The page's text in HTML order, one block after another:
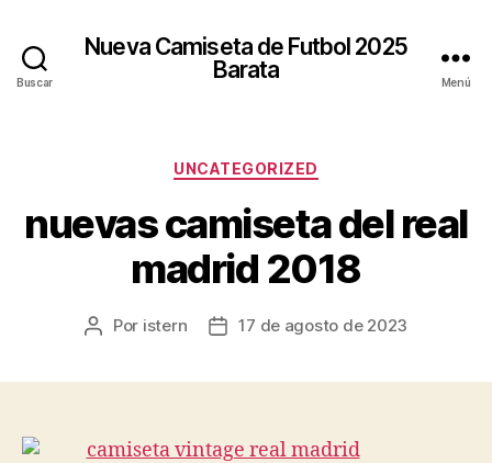
Buscar
Nueva Camiseta de Futbol 2025
Barata
Menú
Categorías
UNCATEGORIZED
nuevas camiseta del real
madrid 2018
Autor
Por istern
Fecha17 de agosto de 2023